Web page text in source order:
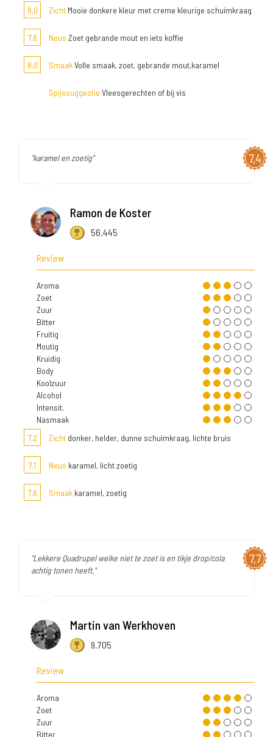
8,0
Zicht Mooie donkere kleur met creme kleurige schuimkraag
7,6 Neus Zoet gebrande mout en iets koffie
8,0 SmaakVolle smaak, zoet, gebrande mout,karamel
Spijssuggestie Vleesgerechten of bij vis
7,4
"karamel en zoetig"
Ramon de Koster
56.445
Review
Aroma
Zoet
Zuur
Bitter
Fruitig
Moutig
Kruidig
Body
Koolzuur
Alcohol
Intensit.
Nasmaak
7,2
Zicht donker, helder, dunne schuimkraag, lichte bruis
7,1 Neus karamel, licht zoetig
7,6 Smaak karamel, zoetig
7,7
"Lekkere Quadrupel welke niet te zoet is en tikje drop/cola
achtig tonen heeft."
Martin van Werkhoven
9.705
Review
Aroma
Zoet
Zuur
Bitter